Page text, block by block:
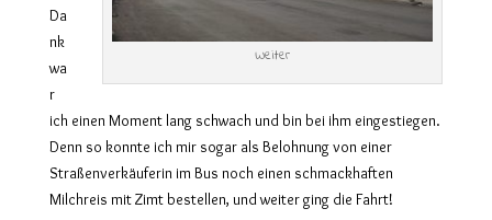
Weiter
Da
nk
wa
r
ich einen Moment lang schwach und bin bei ihm eingestiegen.
Denn so konnte ich mir sogar als Belohnung von einer
Straßenverkäuferin im Bus noch einen schmackhaften
Milchreis mit Zimt bestellen, und weiter ging die Fahrt!